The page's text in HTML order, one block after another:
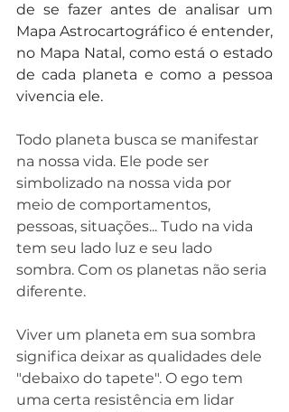
de se fazer antes de analisar um
Mapa Astrocartográfico é entender,
no Mapa Natal, como está o estado
de cada planeta e como a pessoa
vivencia ele.
Todo planeta busca se manifestar
na nossa vida. Ele pode ser
simbolizado na nossa vida por
meio de comportamentos,
pessoas, situações... Tudo na vida
tem seu lado luz e seu lado
sombra. Com os planetas não seria
diferente.
Viver um planeta em sua sombra
significa deixar as qualidades dele
"debaixo do tapete". O ego tem
uma certa resistência em lidar